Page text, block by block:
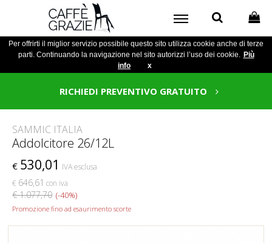
Per offrirti il miglior servizio possibile questo sito utilizza cookie anche di terze
parti. Continuando la navigazione nel sito autorizzi l’uso dei cookie. Più
info
x
RICHIEDI PREVENTIVO GRATUITO
SAMMIC ITALIA
Addolcitore 26/12L
€ 530,01 IVA esclusa
€ 646,61 con iva
€ 1.077,70 (-40%)
Promozione fino ad esaurimento scorte